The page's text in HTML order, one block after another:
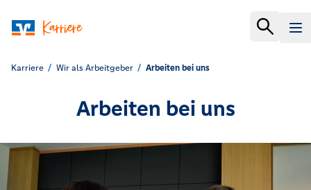
Karriere Wir als Arbeitgeber Arbeiten bei uns
Arbeiten bei uns